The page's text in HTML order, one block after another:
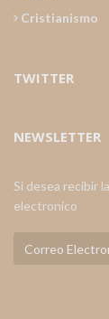
Cristianismo
TWITTER
NEWSLETTER
Si desea recibir
electronico